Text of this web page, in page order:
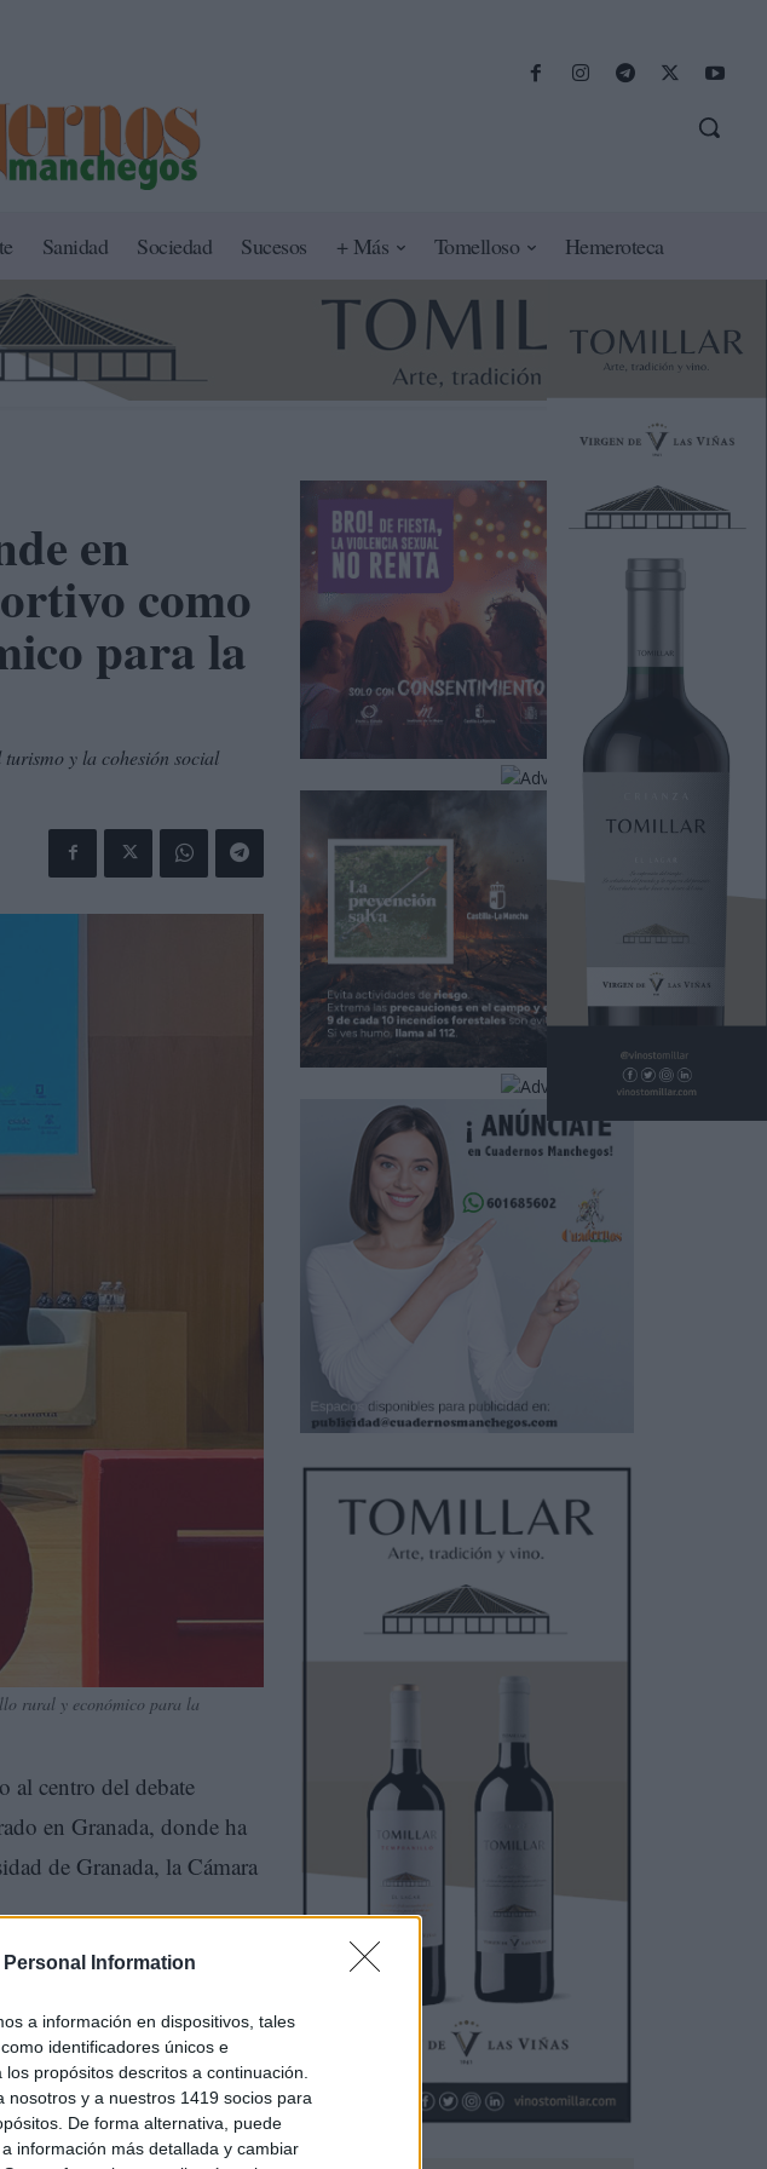
Information
a información en dispositivos, tales
identificadores únicos e
propósitos descritos a continuación.
y a nuestros 1419 socios para
De forma alternativa, puede
información más detallada y cambiar
Sanidad Sociedad Sucesos + Más Tomelloso Hemeroteca
en
como
para la
y la cohesión social
rural y económico para la
al centro del debate
en Granada, donde ha
de Granada, la Cámara